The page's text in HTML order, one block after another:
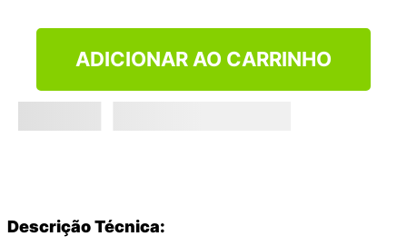
ADICIONAR AO CARRINHO
Descrição Técnica: